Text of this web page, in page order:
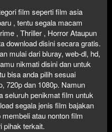
film seperti film asia
, tentu segala macam
, Thriller , Horror Ataupun
download disini secara gratis.
mulai dari bluray, web-dl, hd,
nikmati disini dan untuk
bisa anda pilih sesuai
720p dan 1080p. Namun
seluruh penikmat film untuk
segala jenis film bajakan
atau nonton film
pihak terkait.